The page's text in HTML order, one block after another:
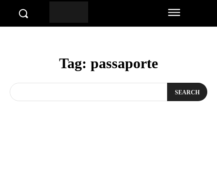
Tag: passaporte
SEARCH